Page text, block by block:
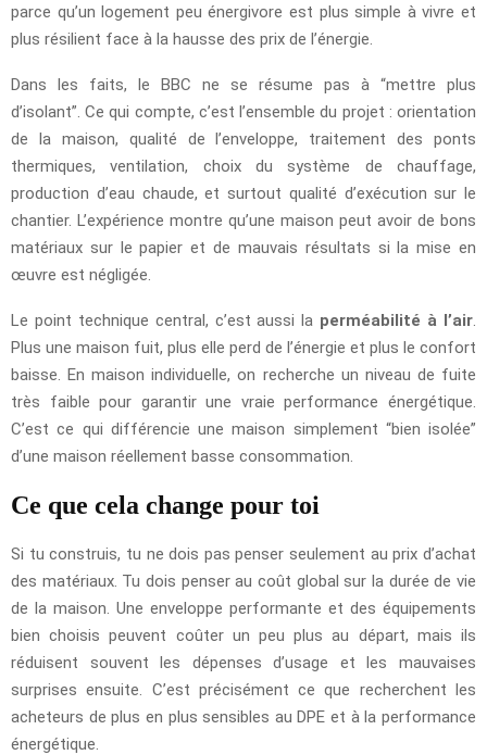
parce qu’un logement peu énergivore est plus simple à vivre et
plus résilient face à la hausse des prix de l’énergie.
Dans les faits, le BBC ne se résume pas à “mettre plus
d’isolant”. Ce qui compte, c’est l’ensemble du projet : orientation
de la maison, qualité de l’enveloppe, traitement des ponts
thermiques, ventilation, choix du système de chauffage,
production d’eau chaude, et surtout qualité d’exécution sur le
chantier. L’expérience montre qu’une maison peut avoir de bons
matériaux sur le papier et de mauvais résultats si la mise en
œuvre est négligée.
Le point technique central, c’est aussi la perméabilité à l’air.
Plus une maison fuit, plus elle perd de l’énergie et plus le confort
baisse. En maison individuelle, on recherche un niveau de fuite
très faible pour garantir une vraie performance énergétique.
C’est ce qui différencie une maison simplement “bien isolée”
d’une maison réellement basse consommation.
Ce que cela change pour toi
Si tu construis, tu ne dois pas penser seulement au prix d’achat
des matériaux. Tu dois penser au coût global sur la durée de vie
de la maison. Une enveloppe performante et des équipements
bien choisis peuvent coûter un peu plus au départ, mais ils
réduisent souvent les dépenses d’usage et les mauvaises
surprises ensuite. C’est précisément ce que recherchent les
acheteurs de plus en plus sensibles au DPE et à la performance
énergétique.